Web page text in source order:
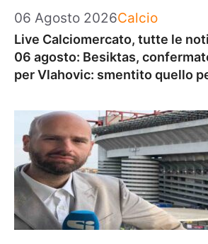
06 Agosto 2026Categorie
Calcio
Live Calciomercato, tutte le
06 agosto: Besiktas,
per Vlahovic: smentito quello